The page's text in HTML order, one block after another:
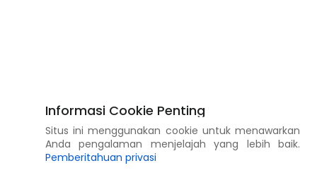
Informasi Cookie Penting
Situs ini menggunakan cookie untuk menawarkan
Anda pengalaman menjelajah yang lebih baik.
Pemberitahuan privasi